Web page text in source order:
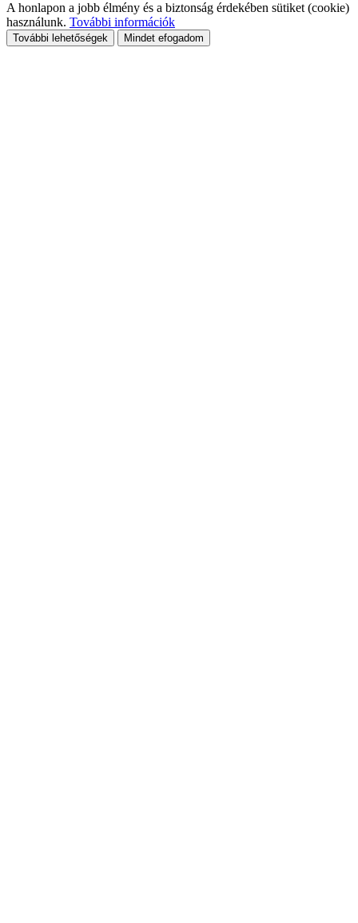
A honlapon a jobb élmény és a biztonság érdekében sütiket (cookie)
használunk. További információk
További lehetőségek Mindet efogadom